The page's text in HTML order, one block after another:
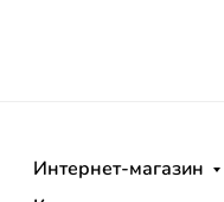
Интернет-магазин